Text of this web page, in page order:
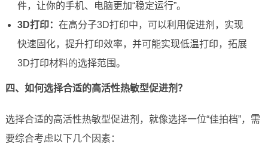
件，让你的手机、电脑更加“稳定运行”。
3D打印： 在高分子3D打印中，可以利用促进剂，实现
快速固化，提升打印效率，并可能实现低温打印，拓展
3D打印材料的选择范围。
四、如何选择合适的高活性热敏型促进剂？
选择合适的高活性热敏型促进剂，就像选择一位“佳拍档”，需
要综合考虑以下几个因素：